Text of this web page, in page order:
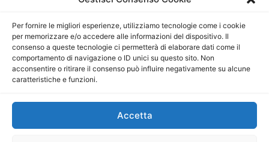
Per fornire le migliori esperienze, utilizziamo tecnologie come i cookie
per memorizzare e/o accedere alle informazioni del dispositivo. Il
consenso a queste tecnologie ci permetterà di elaborare dati come il
comportamento di navigazione o ID unici su questo sito. Non
acconsentire o ritirare il consenso può influire negativamente su alcune
caratteristiche e funzioni.
Accetta
Direttore Editoriale: Maurizio Scaglione
Direttore Responsabile: Maria Calabrese
P.IVA: 06334930820
Mercurio Comunicazione Società Cooperativa a r.l. è